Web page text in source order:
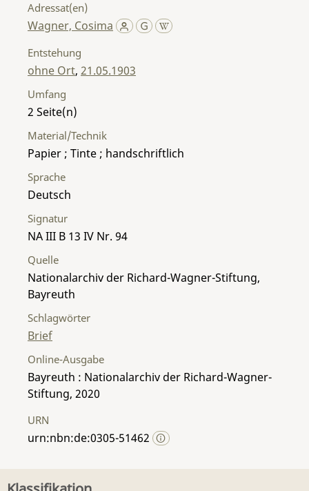
Adressat(en)
Wagner, Cosima
Entstehung
ohne Ort, 21.05.1903
Umfang
2
Material/Technik
Papier ; Tinte ; handschriftlich
Sprache
Deutsch
Signatur
NA III B 13 IV Nr. 94
Quelle
Nationalarchiv der Richard-Wagner-Stiftung,
Bayreuth
Schlagwörter
Brief
Online-Ausgabe
Bayreuth : Nationalarchiv der Richard-Wagner-
Stiftung, 2020
URN
urn:nbn:de:0305-51462